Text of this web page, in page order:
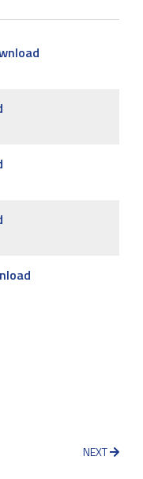
NEXT